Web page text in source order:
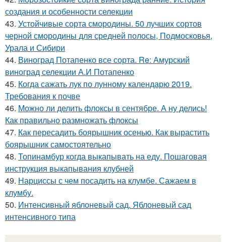
создания и особенности селекции
43. Устойчивые сорта смородины. 50 лучших сортов
черной смородины для средней полосы, Подмосковья,
Урала и Сибири
44. Виноград Потапенко все сорта. Re: Амурский
виноград селекции А.И Потапенко
45. Когда сажать лук по лунному календарю 2019.
Требования к почве
46. Можно ли делить флоксы в сентябре. А ну делись!
Как правильно размножать флоксы
47. Как пересадить боярышник осенью. Как вырастить
боярышник самостоятельно
48. Топинамбур когда выкапывать на еду. Пошаговая
инструкция выкапывания клубней
49. Нарциссы с чем посадить на клумбе. Сажаем в
клумбу.
50. Интенсивный яблоневый сад. Яблоневый сад
интенсивного типа